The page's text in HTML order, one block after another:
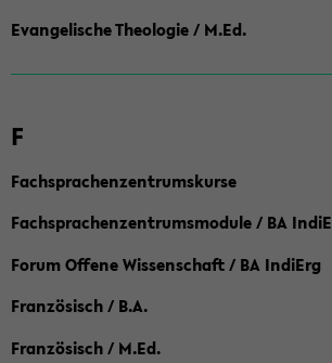
Evangelische Theologie / M.Ed.
F
Fachsprachenzentrumskurse
Fachsprachenzentrumsmodule / BA
Forum Offene Wissenschaft / BA IndiErg
Französisch / B.A.
Französisch / M.Ed.